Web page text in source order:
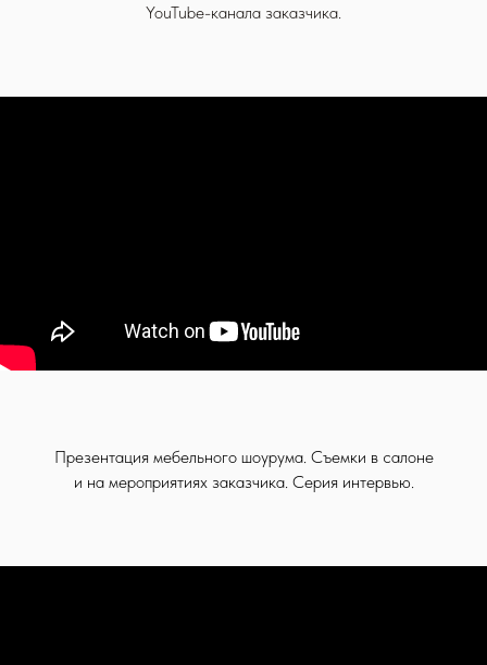
YouTube-канала заказчика.
Презентация мебельного шоурума. Съемки в салоне
и на мероприятиях заказчика. Серия интервью.